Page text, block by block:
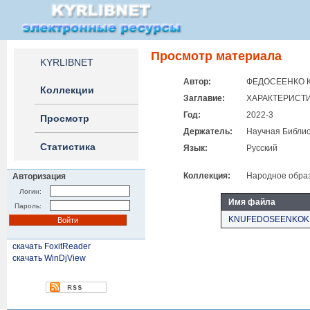
KYRLIBNET
Коллекции
Просмотр
Статистика
Авторизация
Логин:
Пароль:
скачать FoxitReader
скачать WinDjView
Просмотр материала
Автор:
ФЕДОСЕЕНКО
Заглавие:
Год:
2022-3
Держатель:
Научная
Язык:
Русский
Коллекция: Народное
Имя файла